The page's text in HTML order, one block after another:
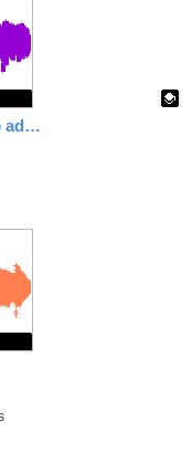
EVIDENCIA- Procedimiento administrativo común-fases